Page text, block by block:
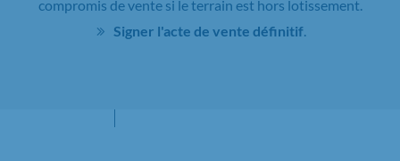
compromis de vente si le terrain est hors lotissement.
Signer l'acte de vente définitif